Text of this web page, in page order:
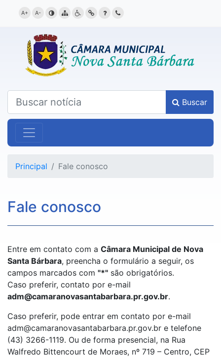
A+
A-
Buscar
Principal Fale conosco
Fale conosco
Entre em contato com a Câmara Municipal de Nova
Santa Bárbara, preencha o formulário a seguir, os
campos marcados com "*" são obrigatórios.
Caso preferir, contato por e-mail
adm@camaranovasantabarbara.pr.gov.br.
Caso preferir, pode entrar em contato por e-mail
adm@camaranovasantabarbara.pr.gov.br e telefone
(43) 3266-1119. Ou de forma presencial, na Rua
Walfredo Bittencourt de Moraes, nº 719 – Centro, CEP